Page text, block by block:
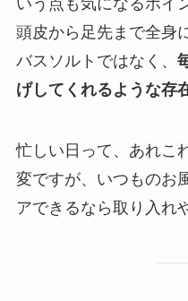
頭皮から足先まで全身
バスソルトではなく、
げしてくれるような存
忙しい日って、あれこ
変ですが、いつものお
アできるなら取り入れ